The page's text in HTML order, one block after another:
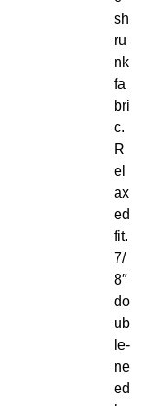
sh
ru
nk
fa
bri
c.
R
el
ax
ed
fit.
7/
8″
do
ub
le-
ne
ed